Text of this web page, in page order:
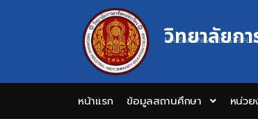
วิทยาลัยก
MAESARIANG INDUSTRIAL
หน้าแรก ข้อมูลสถานศึกษา หน่วย